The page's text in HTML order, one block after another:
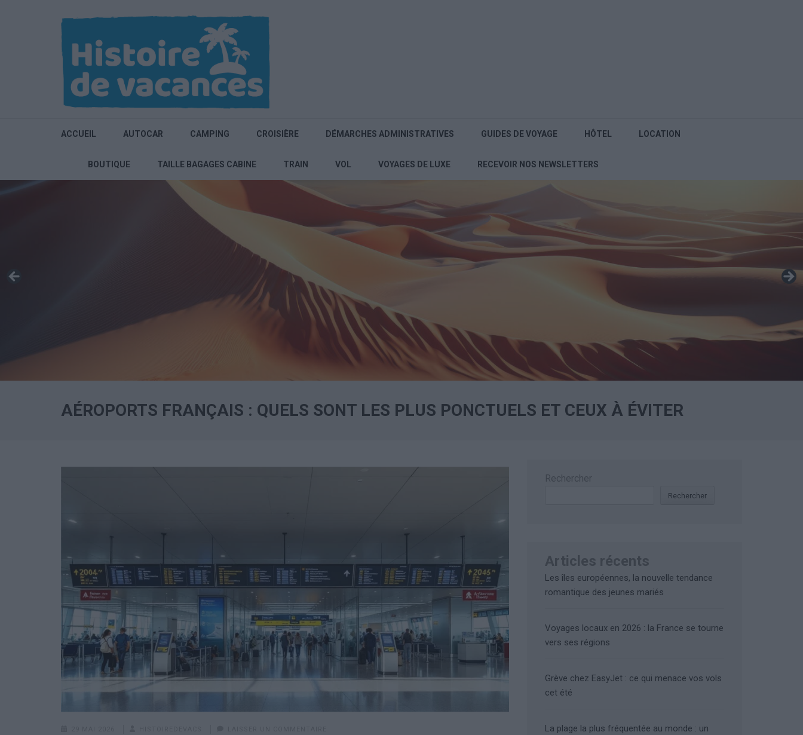
ACCUEIL AUTOCAR CAMPING CROISIÈRE DÉMARCHES ADMINISTRATIVES GUIDES DE VOYAGE HÔTEL LOCATION
BOUTIQUE TAILLE BAGAGES CABINE TRAIN VOL VOYAGES DE LUXE RECEVOIR NOS NEWSLETTERS
AÉROPORTS FRANÇAIS : QUELS SONT LES PLUS PONCTUELS ET CEUX À ÉVITER
Rechercher
Rechercher
Articles récents
Les îles européennes, la nouvelle tendance
romantique des jeunes mariés
Voyages locaux en 2026 : la France se tourne
vers ses régions
Grève chez EasyJet : ce qui menace vos vols
cet été
La plage la plus fréquentée au monde : un